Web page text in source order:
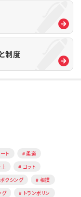
制度
ト
柔道
ヨット
クシング
相撲
グ
トランポリン